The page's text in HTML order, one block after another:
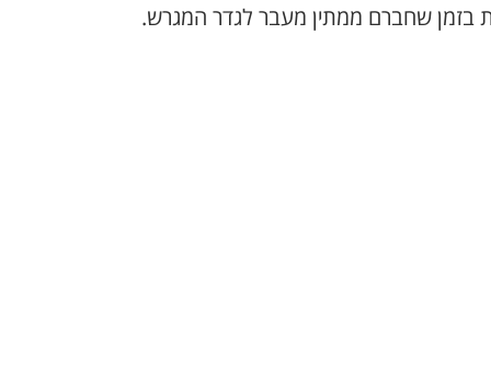
בזמן שחברם ממתין מעבר לגדר המגרש.